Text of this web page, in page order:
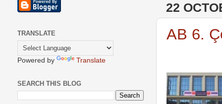
22
AB 6.
TRANSLATE
Powered by Translate
SEARCH THIS BLOG